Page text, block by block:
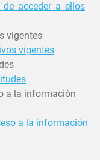
vigentes
vigentes
a la información
a la información